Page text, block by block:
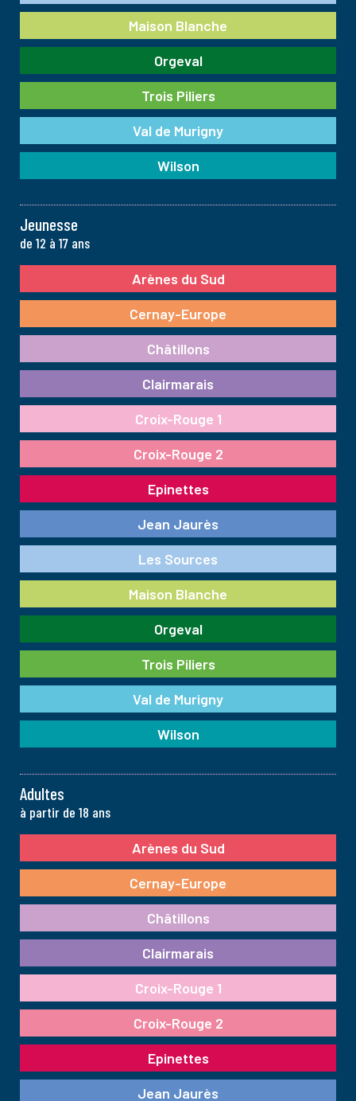
Maison Blanche
Orgeval
Trois Piliers
Val de Murigny
Wilson
Jeunesse
de 12 à 17 ans
Arènes du Sud
Cernay-Europe
Châtillons
Clairmarais
Croix-Rouge 1
Croix-Rouge 2
Epinettes
Jean Jaurès
Les Sources
Maison Blanche
Orgeval
Trois Piliers
Val de Murigny
Wilson
Adultes
à partir de 18 ans
Arènes du Sud
Cernay-Europe
Châtillons
Clairmarais
Croix-Rouge 1
Croix-Rouge 2
Epinettes
Jean Jaurès